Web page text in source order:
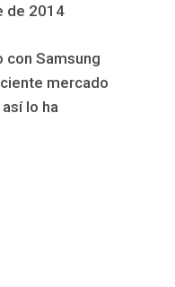
de 2014
con Samsung
mercado
lo ha